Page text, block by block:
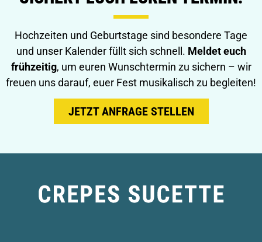
Hochzeiten und Geburtstage sind besondere Tage
und unser Kalender füllt sich schnell. Meldet euch
frühzeitig, um euren Wunschtermin zu sichern – wir
freuen uns darauf, euer Fest musikalisch zu begleiten!
JETZT ANFRAGE STELLEN